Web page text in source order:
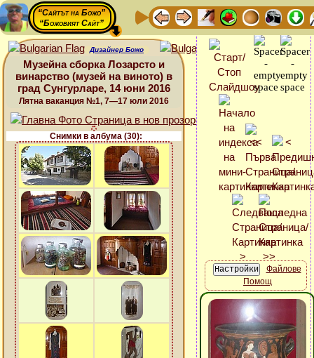
“Сайтът на Божо”
“Божовият Сайт”
Дизайнер Божо
Музейна сборка Лозарсто и
винарство (музей на виното) в
град Сунгурларе, 14 юни 2016
Лятна ваканция №1, 7—17 юли 2016
Снимки в албума (30):
Файлове
Помощ